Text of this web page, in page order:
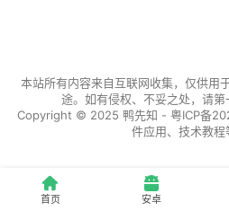
本站所有内容来自互联网收集，仅供用
途。如有侵权、不妥之处，请第
Copyright © 2025 鸭先知 - 粤ICP备
件应用、技术教程
首页 安卓